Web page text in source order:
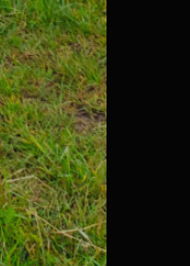
plikom cookies
naszych partnerów.
cookies służą do
Twoich upodobań oraz
Treści promocyjne
będących naszymi
pośredników
komunikatów mediów